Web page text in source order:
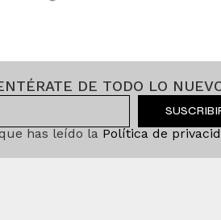
DE TODO LO
has leído la Política de